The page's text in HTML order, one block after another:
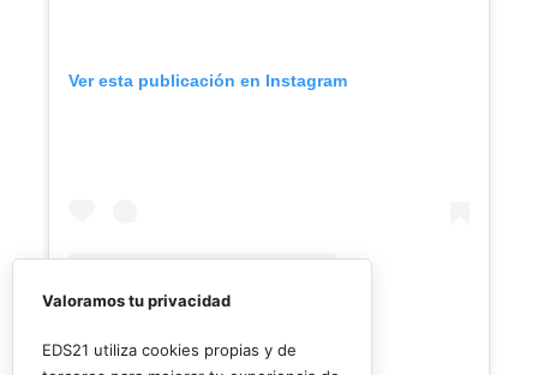
Ver esta publicación en Instagram
Valoramos tu privacidad
EDS21 utiliza cookies propias y de